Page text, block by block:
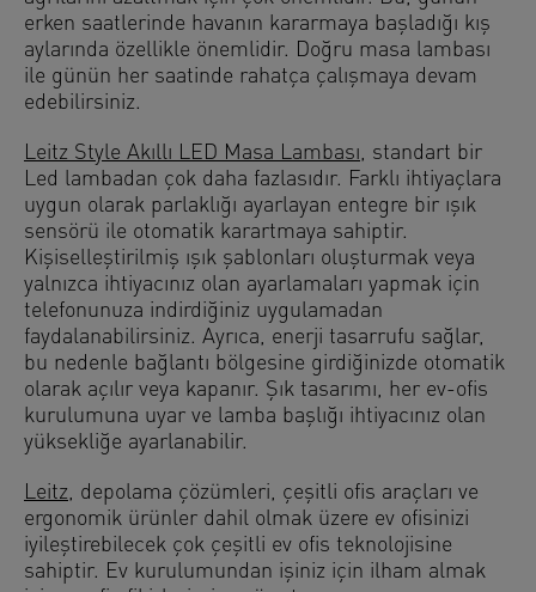
erken saatlerinde havanın kararmaya başladığı kış
aylarında özellikle önemlidir. Doğru masa lambası
ile günün her saatinde rahatça çalışmaya devam
edebilirsiniz.
Leitz Style Akıllı LED Masa Lambası, standart bir
Led lambadan çok daha fazlasıdır. Farklı ihtiyaçlara
uygun olarak parlaklığı ayarlayan entegre bir ışık
sensörü ile otomatik karartmaya sahiptir.
Kişiselleştirilmiş ışık şablonları oluşturmak veya
yalnızca ihtiyacınız olan ayarlamaları yapmak için
telefonunuza indirdiğiniz uygulamadan
faydalanabilirsiniz. Ayrıca, enerji tasarrufu sağlar,
bu nedenle bağlantı bölgesine girdiğinizde otomatik
olarak açılır veya kapanır. Şık tasarımı, her ev-ofis
kurulumuna uyar ve lamba başlığı ihtiyacınız olan
yüksekliğe ayarlanabilir.
Leitz, depolama çözümleri, çeşitli ofis araçları ve
ergonomik ürünler dahil olmak üzere ev ofisinizi
iyileştirebilecek çok çeşitli ev ofis teknolojisine
sahiptir. Ev kurulumundan işiniz için ilham almak